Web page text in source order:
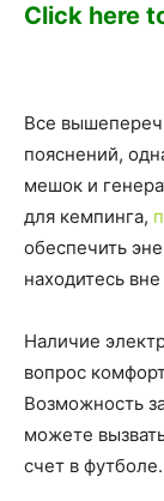
Click here
Все
пояснений,
мешок и
для кемпинга,
обеспечить
находитесь
Наличие
вопрос
Возможность
можете
счет в